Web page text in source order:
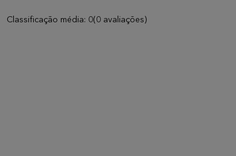
Classificação média: 0(0 avaliações)